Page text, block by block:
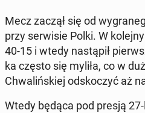
Mecz zaczął się od
przy ser­wi­sie Polki. W
40-15 i wtedy na­stą­pił
ka często się myliła, co w
Chwa­liń­skiej od­sko­czyć aż
Wtedy będąca pod presją